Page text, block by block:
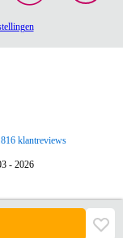
klantreviews
- 2026